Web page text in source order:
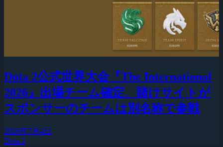
Dota 2公式世界大会『The International
2026』出場チーム確定、賭けサイトが
スポンサーのチームは別名称で参戦
2026年7月4日
Dota 2